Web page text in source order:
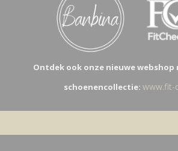
Ontdek ook onze nieuwe webshop
schoenencollectie: www.fit-